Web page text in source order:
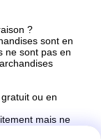
?
sont en
ne sont pas en
ou en
mais ne